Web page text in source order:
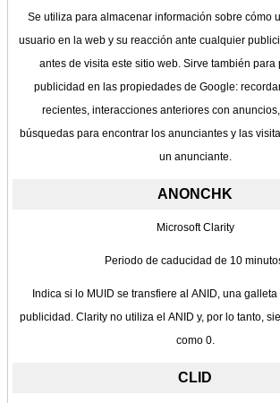
Se utiliza para almacenar información sobre cómo
usuario en la web y su reacción ante cualquier
antes de visita este sitio web. Sirve también para
publicidad en las propiedades de Google:
recientes, interacciones anteriores con
búsquedas para encontrar los anunciantes y las
un anunciante.
ANONCHK
Microsoft Clarity
Periodo de caducidad de 10
Indica si lo MUID se transfiere al ANID, una
publicidad. Clarity no utiliza el ANID y, por lo tanto,
como 0.
CLID